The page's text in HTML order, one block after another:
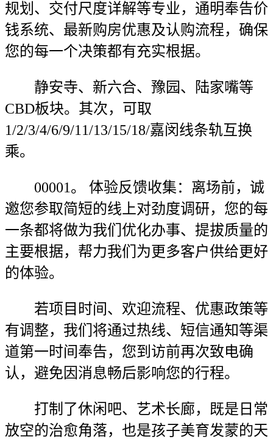
规划、交付尺度详解等专业，通明奉告价
钱系统、最新购房优惠及认购流程，确保
您的每一个决策都有充实根据。
静安寺、新六合、豫园、陆家嘴等
CBD板块。其次，可取
1/2/3/4/6/9/11/13/15/18/嘉闵线条轨互换
乘。
00001。 体验反馈收集：离场前，诚
邀您参取简短的线上对劲度调研，您的每
一条都将做为我们优化办事、提拔质量的
主要根据，帮力我们为更多客户供给更好
的体验。
若项目时间、欢迎流程、优惠政策等
有调整，我们将通过热线、短信通知等渠
道第一时间奉告，您到访前再次致电确
认，避免因消息畅后影响您的行程。
打制了休闲吧、艺术长廊，既是日常
放空的治愈角落，也是孩子美育发蒙的天